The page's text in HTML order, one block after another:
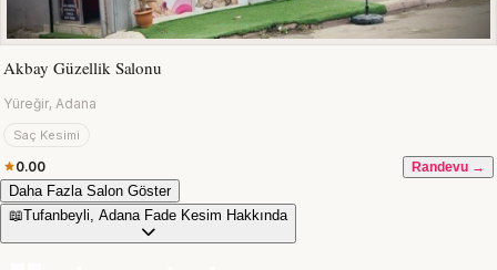
Akbay Güzellik Salonu
Yüreğir, Adana
Saç Kesimi
0.00 Randevu →
Daha Fazla Salon Göster
📖Tufanbeyli, Adana Fade Kesim Hakkında